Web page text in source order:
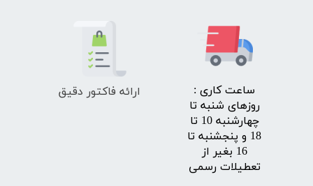
​ساعت کاری :
روزهای شنبه تا
چهارشنبه 10 تا
18 و پنجشنبه تا
16 بغیر از
تعطیلات رسمی
ارائه فاکتور دقیق